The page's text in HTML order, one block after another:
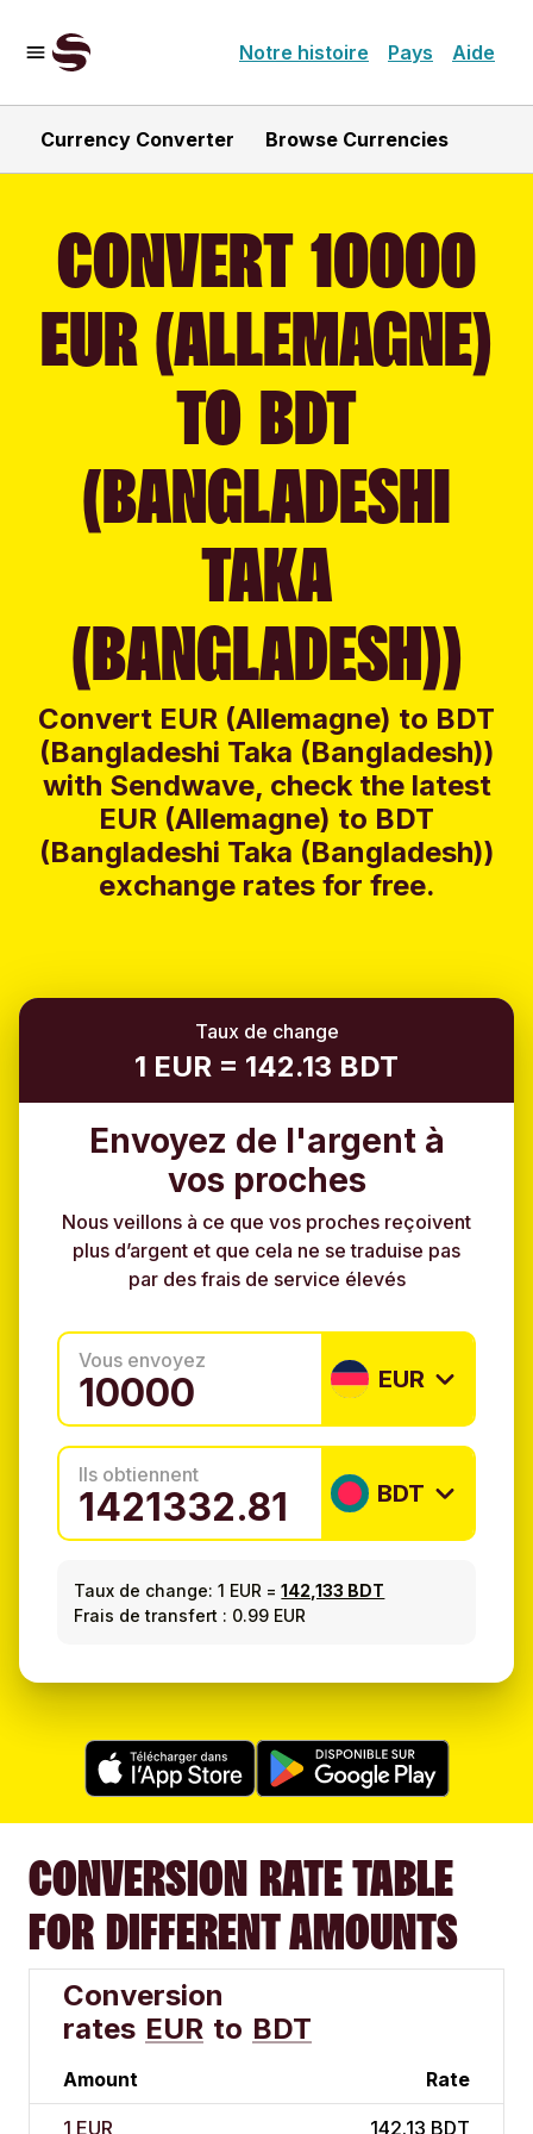
Notre histoire Pays Aide
Currency Converter Browse Currencies
CONVERT 10000
EUR (ALLEMAGNE)
TO BDT
(BANGLADESHI
TAKA
(BANGLADESH))
Convert EUR (Allemagne) to BDT
(Bangladeshi Taka (Bangladesh))
with Sendwave, check the latest
EUR (Allemagne) to BDT
(Bangladeshi Taka (Bangladesh))
exchange rates for free.
Taux de change
1 EUR = 142.13 BDT
Envoyez de l'argent à
vos proches
Nous veillons à ce que vos proches reçoivent
plus d’argent et que cela ne se traduise pas
par des frais de service élevés
Vous envoyez
EUR
Ils obtiennent
BDT
Taux de change: 1 EUR =142,133 BDT
Frais de transfert : 0.99 EUR
CONVERSION RATE TABLE
FOR DIFFERENT AMOUNTS
Conversion
rates EUR to BDT
Amount Rate
1 EUR 142.13 BDT